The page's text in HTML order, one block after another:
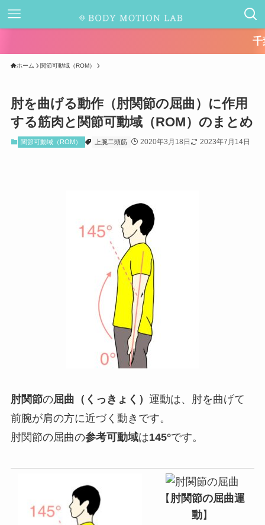
千葉県キャ
ホーム 関節可動域（ROM）
肘を曲げる動作（肘関節の屈曲）に作用
する筋肉と関節可動域（ROM）のまとめ
関節可動域（ROM） 上腕二頭筋 2020年3月18日 2023年7月14日
肘関節の屈曲（くっきょく） 運動は、肘を曲げて
前腕が肩の方に近づく動きです。
肘関節の屈曲の参考可動域は145°です。
【 肘関節の屈曲運
動】